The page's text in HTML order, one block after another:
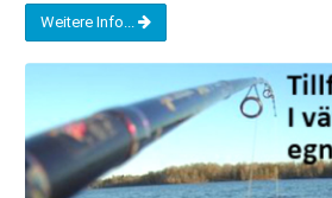
Weitere Info...